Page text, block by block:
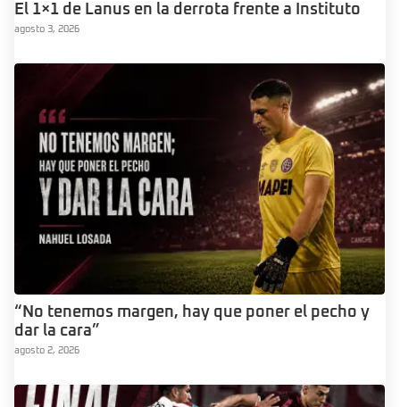
El 1×1 de Lanus en la derrota frente a Instituto
agosto 3, 2026
“No tenemos margen, hay que poner el pecho y
dar la cara”
agosto 2, 2026